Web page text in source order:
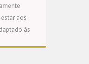
aos
às